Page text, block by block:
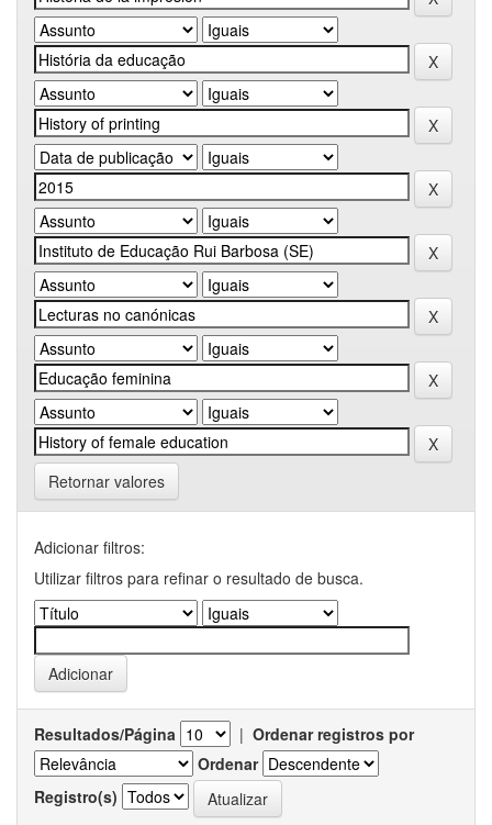
Retornar valores
Adicionar filtros:
Utilizar filtros para refinar o resultado de busca.
Resultados/Página | Ordenar registros por
Ordenar
Registro(s)